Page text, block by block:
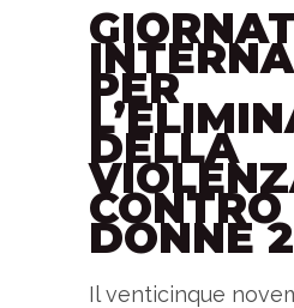
PER
DELLA
CONTRO
DONNE
Il venticinque